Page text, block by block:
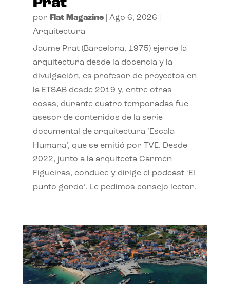
por Flat Magazine| Ago 6, 2026
Arquitectura
Jaume Prat (Barcelona, 1975) ejerce la
arquitectura desde la docencia y la
divulgación, es profesor de proyectos en
la ETSAB desde 2019 y, entre otras
cosas, durante cuatro temporadas fue
asesor de contenidos de la serie
documental de arquitectura ‘Escala
Humana’, que se emitió por TVE. Desde
2022, junto a la arquitecta Carmen
Figueiras, conduce y dirige el podcast ‘El
punto gordo’. Le pedimos consejo lector.